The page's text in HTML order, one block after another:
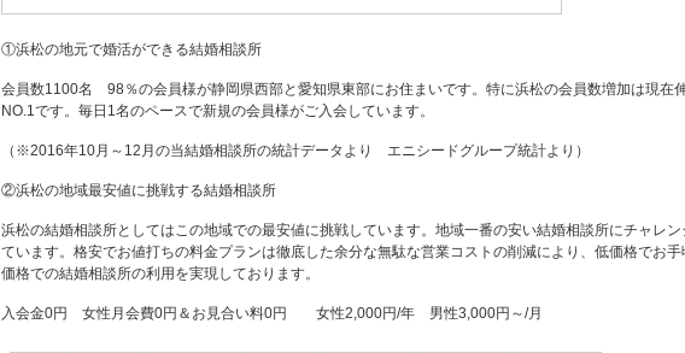
①浜松の地元で婚活ができる結婚相談所
会員数1100名 98％の会員様が静岡県西部と愛知県東部にお住まいです。特に浜松の会員数増加は現在
NO.1です。毎日1名のペースで新規の会員様がご入会しています。
（※2016年10月～12月の当結婚相談所の統計データより エニシードグループ統計より）
②浜松の地域最安値に挑戦する結婚相談所
浜松の結婚相談所としてはこの地域での最安値に挑戦しています。地域一番の安い結婚相談所にチャレン
ています。格安でお値打ちの料金プランは徹底した余分な無駄な営業コストの削減により、低価格でお手
価格での結婚相談所の利用を実現しております。
入会金0円 女性月会費0円＆お見合い料0円 女性2,000円/年 男性3,000円～/月